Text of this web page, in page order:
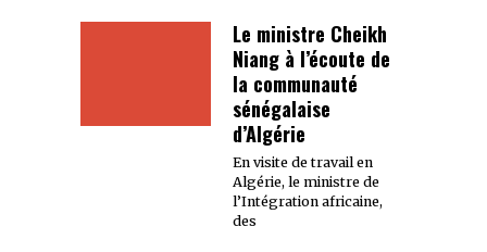
Le ministre Cheikh
Niang à l’écoute de
la communauté
sénégalaise
d’Algérie
En visite de travail en
Algérie, le ministre de
l’Intégration africaine,
des